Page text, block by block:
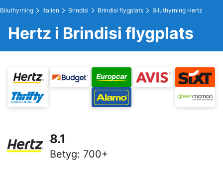
Biluthyrning Italien Brindisi Brindisi flygplats Biluthyrning Hertz
Hertz i Brindisi flygplats
8.1
Betyg: 700+